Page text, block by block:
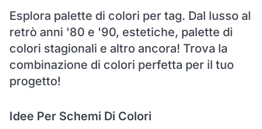
Esplora palette di colori per tag. Dal lusso al
retrò anni '80 e '90, estetiche, palette di
colori stagionali e altro ancora! Trova la
combinazione di colori perfetta per il tuo
progetto!
Idee Per Schemi Di Colori